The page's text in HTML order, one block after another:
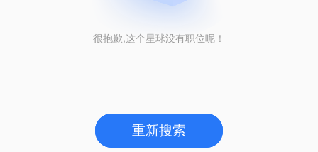
很抱歉,这个星球没有职位呢！
重新搜索